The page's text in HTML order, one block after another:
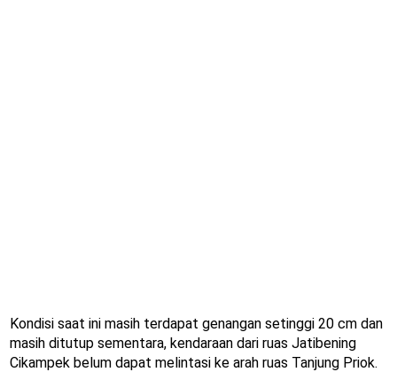
Kondisi saat ini masih terdapat genangan setinggi 20 cm dan
masih ditutup sementara, kendaraan dari ruas Jatibening
Cikampek belum dapat melintasi ke arah ruas Tanjung Priok.